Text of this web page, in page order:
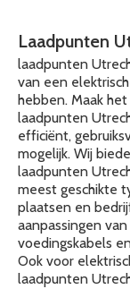
Laadpunten
laadpunten
van een
hebben. Maak
laadpunten
efficiënt,
mogelijk. Wij
laadpunten
meest geschikte
plaatsen en
aanpassingen
voedingskabels
Ook voor
laadpunten